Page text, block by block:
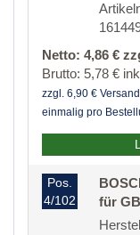
Netto: 4,86 €
Brutto: 5,78 €
zzgl. 6,90 €
einmalig pro
Pos.
4/102
für